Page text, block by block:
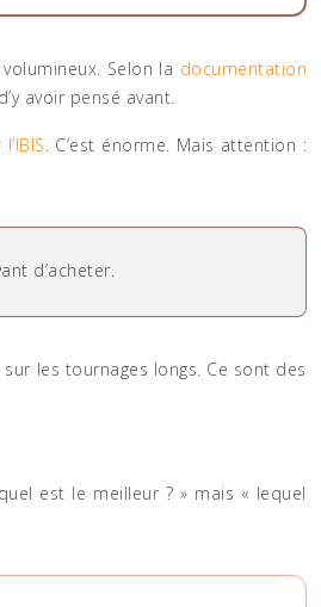
Selon la documentation
avoir pensé avant.
. C’est énorme. Mais attention :
d’acheter.
les tournages longs. Ce sont des
est le meilleur ? » mais « lequel